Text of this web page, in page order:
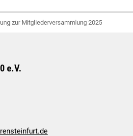
zur Mitgliederversammlung 2025
e.V.